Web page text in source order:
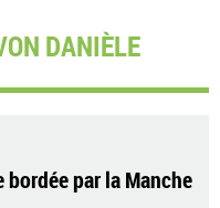
DANIÈLE
bordée par la Manche